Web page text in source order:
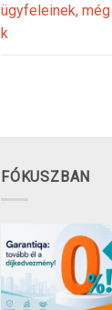
ügyfeleinek,
k
FÓKUSZBAN